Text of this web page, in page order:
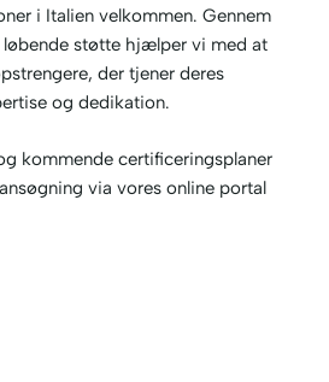
i Italien velkommen. Gennem
støtte hjælper vi med at
der tjener deres
og dedikation.
kommende certificeringsplaner
via vores online portal